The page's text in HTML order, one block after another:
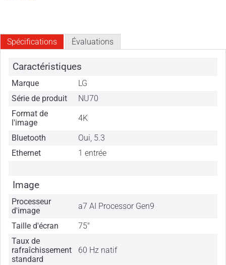
Spécifications Évaluations
Caractéristiques
Marque
LG
Série de produit
NU70
Format de
l'image
4K
Bluetooth
Oui, 5.3
Ethernet
1 entrée
Image
Processeur
d'image
a7 AI Processor Gen9
Taille d'écran
75"
Taux de
rafraîchissement
standard
60 Hz natif